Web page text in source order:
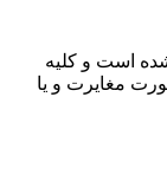
است و کلیه
مغایرت و یا